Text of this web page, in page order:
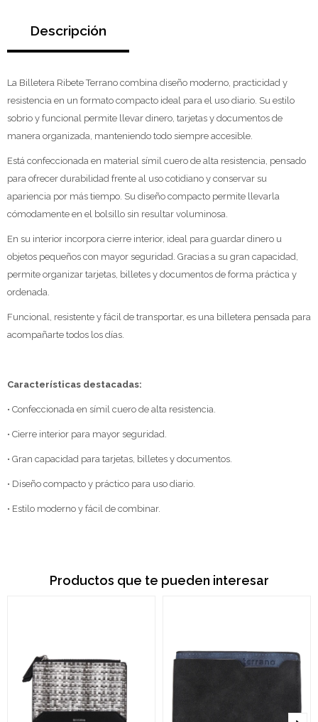
Descripción
La Billetera Ribete Terrano combina diseño moderno, practicidad y
resistencia en un formato compacto ideal para el uso diario. Su estilo
sobrio y funcional permite llevar dinero, tarjetas y documentos de
manera organizada, manteniendo todo siempre accesible.
Está confeccionada en material símil cuero de alta resistencia, pensado
para ofrecer durabilidad frente al uso cotidiano y conservar su
apariencia por más tiempo. Su diseño compacto permite llevarla
cómodamente en el bolsillo sin resultar voluminosa.
En su interior incorpora cierre interior, ideal para guardar dinero u
objetos pequeños con mayor seguridad. Gracias a su gran capacidad,
permite organizar tarjetas, billetes y documentos de forma práctica y
ordenada.
Funcional, resistente y fácil de transportar, es una billetera pensada para
acompañarte todos los días.
Características destacadas:
• Confeccionada en símil cuero de alta resistencia.
• Cierre interior para mayor seguridad.
• Gran capacidad para tarjetas, billetes y documentos.
• Diseño compacto y práctico para uso diario.
• Estilo moderno y fácil de combinar.
Productos que te pueden interesar